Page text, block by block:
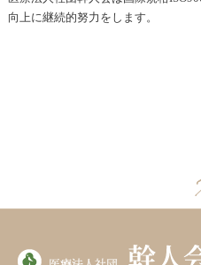
向上に継続的努力をします。